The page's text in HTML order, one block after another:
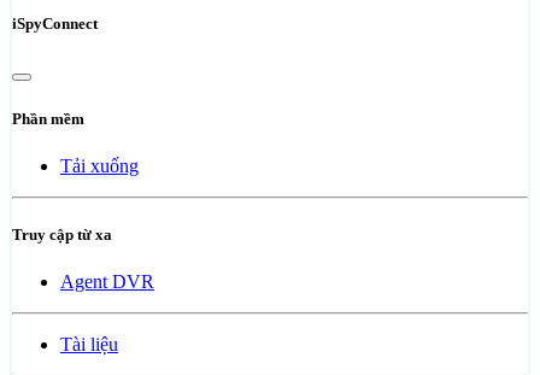
iSpyConnect
Phần mềm
Tải xuống
Truy cập từ xa
Agent DVR
Tài liệu